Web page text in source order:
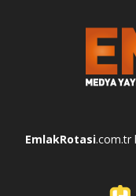
EmlakRotasi.com.tr